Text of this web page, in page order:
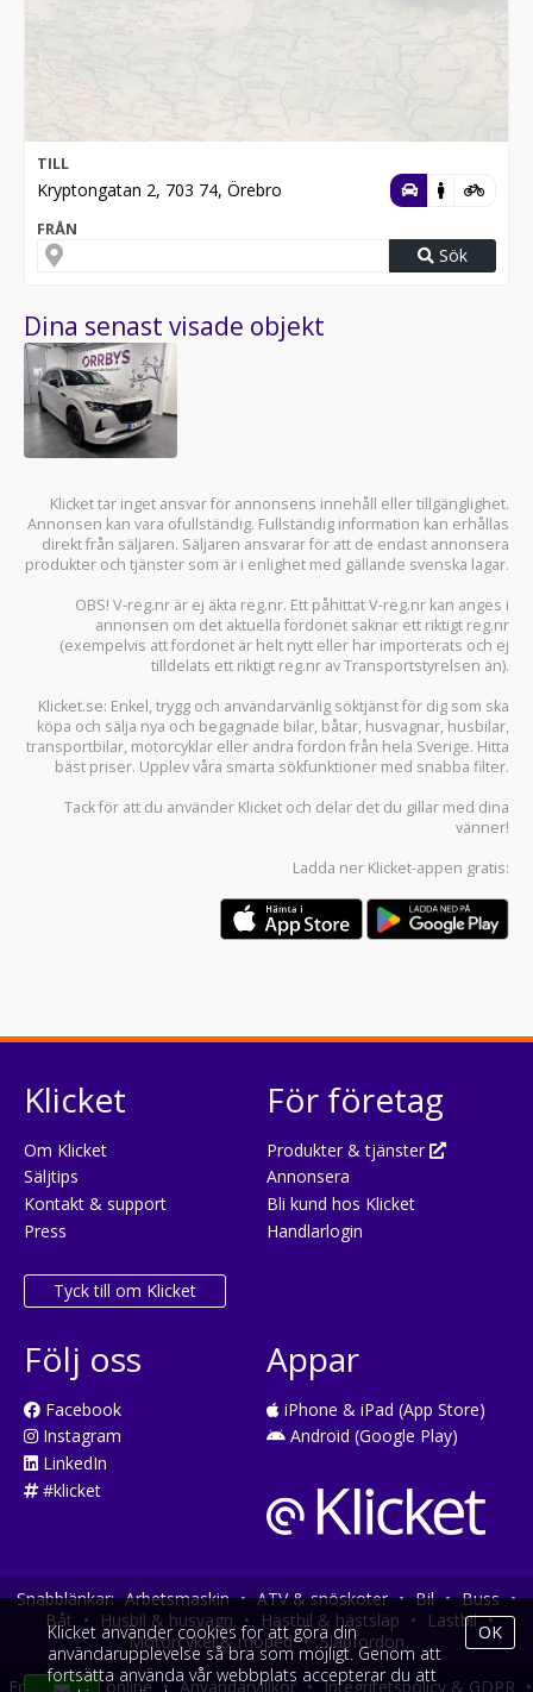
TILL
Kryptongatan 2, 703 74, Örebro
FRÅN
Sök
Dina senast visade objekt
Klicket tar inget ansvar för annonsens innehåll eller tillgänglighet.
Annonsen kan vara ofullständig. Fullständig information kan erhållas
direkt från säljaren. Säljaren ansvarar för att de endast annonsera
produkter och tjänster som är i enlighet med gällande svenska lagar.
OBS! V-reg.nr är ej äkta reg.nr. Ett påhittat V-reg.nr kan anges i
annonsen om det aktuella fordonet saknar ett riktigt reg.nr
(exempelvis att fordonet är helt nytt eller har importerats och ej
tilldelats ett riktigt reg.nr av Transportstyrelsen än).
Klicket.se: Enkel, trygg och användarvänlig söktjänst för dig som ska
köpa och sälja nya och begagnade bilar, båtar, husvagnar, husbilar,
transportbilar, motorcyklar eller andra fordon från hela Sverige. Hitta
bäst priser. Upplev våra smarta sökfunktioner med snabba filter.
Tack för att du använder Klicket och delar det du gillar med dina
vänner!
Ladda ner Klicket-appen gratis:
Klicket
Om Klicket
Säljtips
Kontakt & support
Press
Tyck till om Klicket
För företag
Produkter & tjänster
Annonsera
Bli kund hos Klicket
Handlarlogin
Följ oss
Facebook
Instagram
LinkedIn
#klicket
Appar
iPhone & iPad (App Store)
Android (Google Play)
Snabblänkar: Arbetsmaskin • ATV & snöskoter • Bil • Buss •
Båt • Husbil & husvagn • Hästbil & hästsläp • Lastbil •
Motorcykel & moped • Släpfordon
Fordonsköp online • Användarvillkor • Integritetspolicy & GDPR •
Klicket använder cookies för att göra din
användarupplevelse så bra som möjligt. Genom att
fortsätta använda vår webbplats accepterar du att
OK